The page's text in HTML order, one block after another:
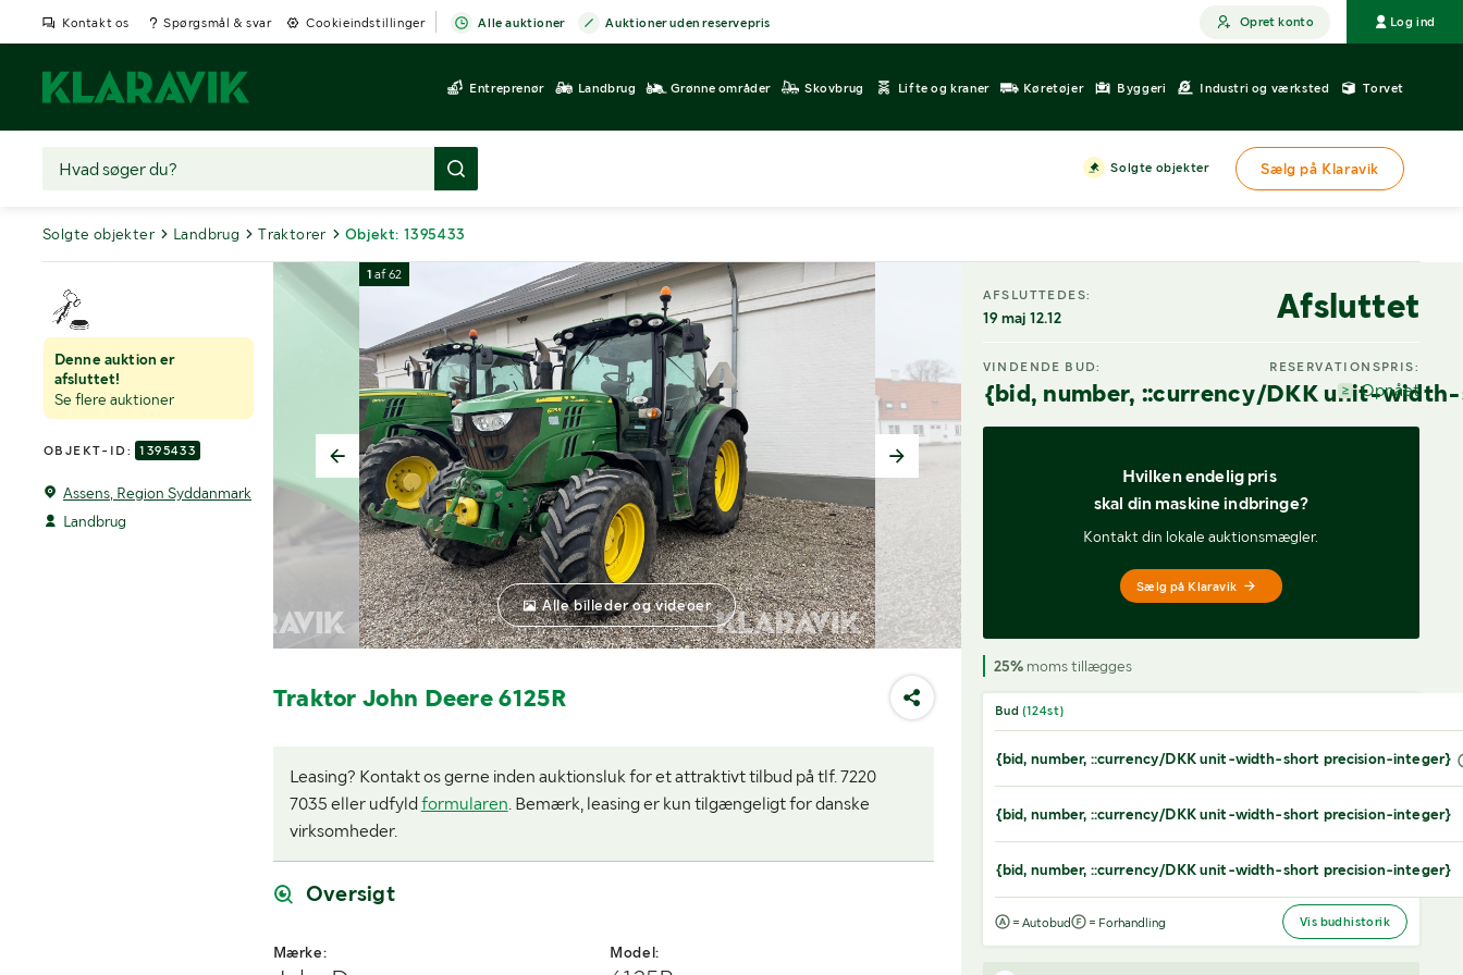
Kontakt os Spørgsmål & svar Cookieindstillinger Alle auktioner Auktioner uden reservepris Opret konto Log ind
Entreprenør Landbrug Grønne områder Skovbrug Lifte og kraner Køretøjer Byggeri Industri og værksted Torvet
Solgte objekter Sælg på Klaravik
Solgte objekter Landbrug Traktorer Objekt: 1395433
Denne auktion er
afsluttet!
Se flere auktioner
OBJEKT-ID: 1395433
Assens, Region Syddanmark
Landbrug
1 af62
Alle billeder og videoer
AFSLUTTEDES:
19 maj 12.12 Afsluttet
VINDENDE BUD:
{bid, number, ::currency/DKK unit-
RESERVATIONSPRIS:
Opnået
Hvilken endelig pris
skal din maskine indbringe?
Kontakt din lokale auktionsmægler.
Sælg på Klaravik
25%moms tillægges
Bud (124st)
{bid, number, ::currency/DKK unit-width-short precision-integer}
{bid, number, ::currency/DKK unit-width-short precision-integer}
{bid, number, ::currency/DKK unit-width-short precision-integer}
= Autobud = Forhandling Vis budhistorik
Traktor John Deere 6125R
Leasing? Kontakt os gerne inden auktionsluk for et attraktivt tilbud på tlf. 7220
7035 eller udfyld formularen. Bemærk, leasing er kun tilgængeligt for danske
virksomheder.
Oversigt
Mærke: Model: